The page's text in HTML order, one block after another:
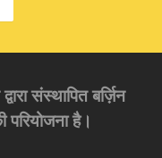
संस्थापित बर्ज़िन
है।